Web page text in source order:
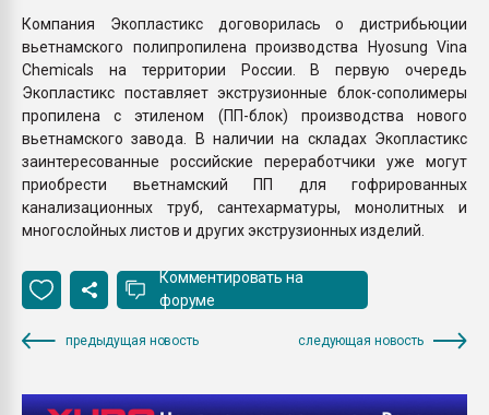
Компания Экопластикс договорилась о дистрибьюции
вьетнамского полипропилена производства Hyosung Vina
Chemicals на территории России. В первую очередь
Экопластикс поставляет экструзионные блок-сополимеры
пропилена с этиленом (ПП-блок) производства нового
вьетнамского завода. В наличии на складах Экопластикс
заинтересованные российские переработчики уже могут
приобрести вьетнамский ПП для гофрированных
канализационных труб, сантехарматуры, монолитных и
многослойных листов и других экструзионных изделий.
Комментировать на
форуме
предыдущая новость следующая новость